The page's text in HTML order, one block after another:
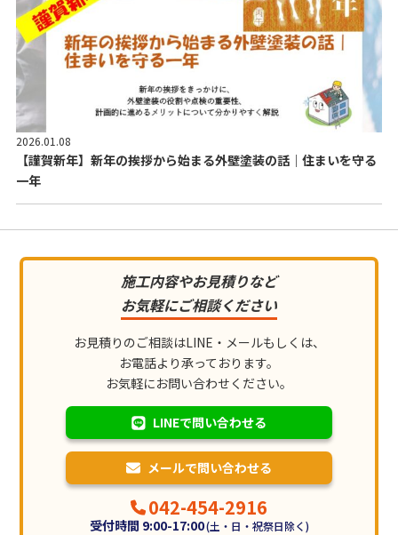
2026.01.08
【謹賀新年】新年の挨拶から始まる外壁塗装の話｜住まいを守る
一年
施工内容やお見積りなど
お気軽にご相談ください
お見積りのご相談はLINE・メールもしくは、
お電話より承っております。
お気軽にお問い合わせください。
LINEで問い合わせる
メールで問い合わせる
042-454-2916
受付時間 9:00-17:00(土・日・祝祭日除く)